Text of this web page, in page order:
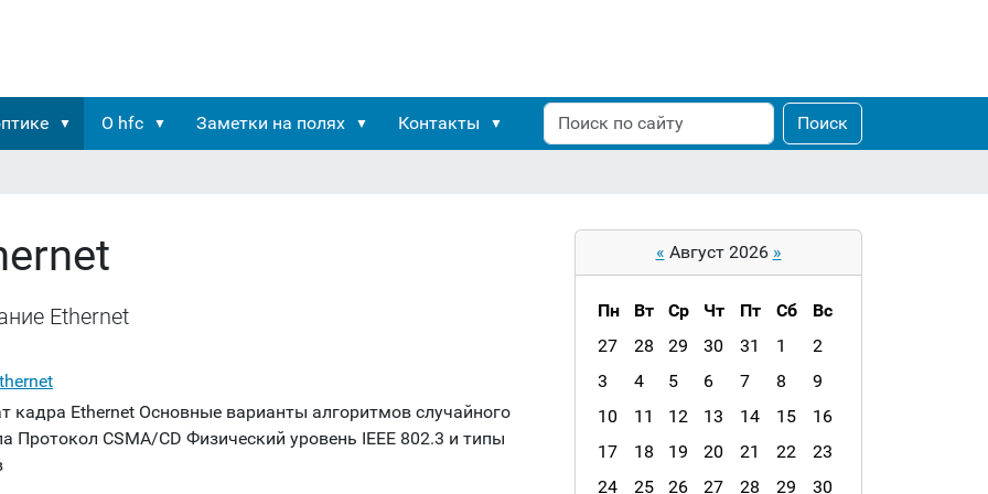
О hfc Заметки на полях Контакты Поиск Поиск
Расширенный
поиск
Ethernet
кадра Ethernet Основные варианты алгоритмов случайного
Протокол CSMA/CD Физический уровень IEEE 802.3 и типы
« Август 2026 »
m
n
h
Пн Вт Ср Чт Пт Сб
Вс
27
28 29 30 31 1
2
3
4 5 6 7 8
9
10
11 12 13 14 15
16
17
18 19 20 21 22
23
24
25 26 27 28 29
30